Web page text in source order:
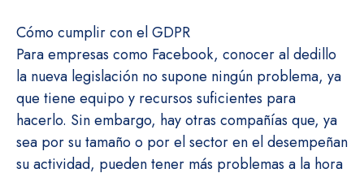
Cómo cumplir con el GDPR
Para empresas como Facebook, conocer al dedillo
la nueva legislación no supone ningún problema, ya
que tiene equipo y recursos suficientes para
hacerlo. Sin embargo, hay otras compañías que, ya
sea por su tamaño o por el sector en el desempeñan
su actividad, pueden tener más problemas a la hora